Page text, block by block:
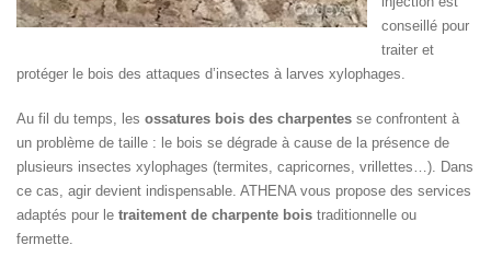
conseillé pour
traiter et
protéger le bois des attaques d’insectes à larves xylophages.
Au fil du temps, les ossatures bois des charpentes se confrontent à
un problème de taille : le bois se dégrade à cause de la présence de
plusieurs insectes xylophages (termites, capricornes, vrillettes…). Dans
ce cas, agir devient indispensable. ATHENA vous propose des services
adaptés pour le traitement de charpente bois traditionnelle ou
fermette.